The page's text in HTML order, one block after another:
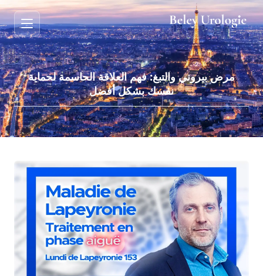
مرض بيروني والتبغ: فهم العلاقة الحاسمة لحماية
نفسك بشكل أفضل